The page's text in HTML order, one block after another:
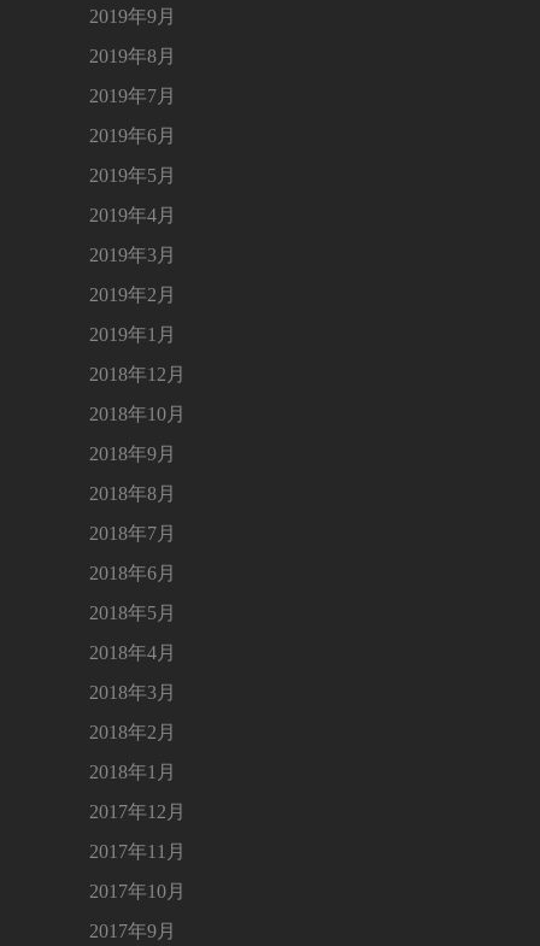
2019年9月
2019年8月
2019年7月
2019年6月
2019年5月
2019年4月
2019年3月
2019年2月
2019年1月
2018年12月
2018年10月
2018年9月
2018年8月
2018年7月
2018年6月
2018年5月
2018年4月
2018年3月
2018年2月
2018年1月
2017年12月
2017年11月
2017年10月
2017年9月